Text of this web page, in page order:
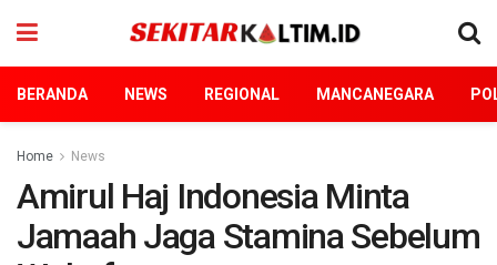
BERANDA NEWS REGIONAL MANCANEGARA
Home News
Amirul Haj Indonesia Minta
Jamaah Jaga Stamina Sebelum